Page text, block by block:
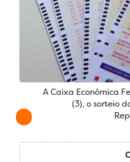
A Caixa Econômica
(3), o sorteio